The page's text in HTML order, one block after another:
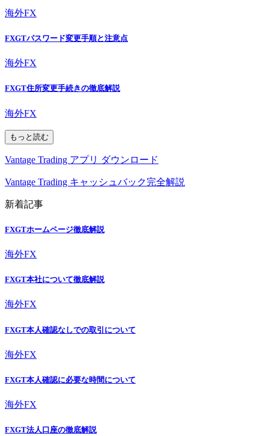
海外FX
FXGTパスワード変更手順と注意点
海外FX
FXGT住所変更手続きの徹底解説
海外FX
もっと読む
Vantage Trading アプリ ダウンロード
Vantage Trading キャッシュバック完全解説
新着記事
FXGTホームページ徹底解説
海外FX
FXGT本社について徹底解説
海外FX
FXGT本人確認なしでの取引について
海外FX
FXGT本人確認に必要な時間について
海外FX
FXGT法人口座の徹底解説